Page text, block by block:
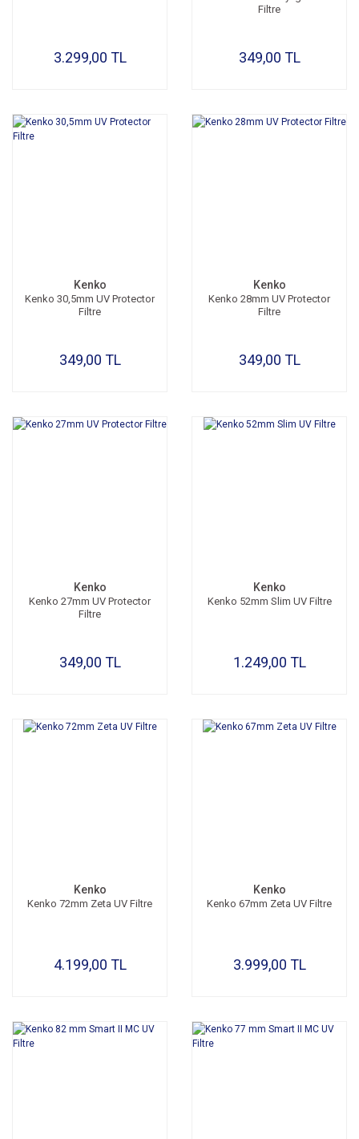
3.299,00 TL
Filtre
349,00 TL
Kenko
Kenko 30,5mm UV Protector
Filtre
349,00 TL
Kenko
Kenko 28mm UV Protector
Filtre
349,00 TL
Kenko
Kenko 27mm UV Protector
Filtre
349,00 TL
Kenko
Kenko 52mm Slim UV Filtre
1.249,00 TL
Kenko
Kenko 72mm Zeta UV Filtre
4.199,00 TL
Kenko
Kenko 67mm Zeta UV Filtre
3.999,00 TL